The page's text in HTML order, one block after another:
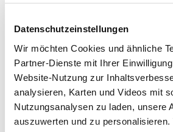
Datenschutzeinstellungen
Wir möchten Cookies und ähnliche
Partner-Dienste mit Ihrer
Website-Nutzung zur
analysieren, Karten und Videos mit
Nutzungsanalysen zu laden, unsere
auszuwerten und zu personalisieren.
Elisabeth Koch und der Oberpolier
(beide Lupp) sowie der
(iht) als persönliches Dankeschön
Ehrenurkunde, die ihnen auf
sowie eine warme Mahlzeit in dem
sichert.